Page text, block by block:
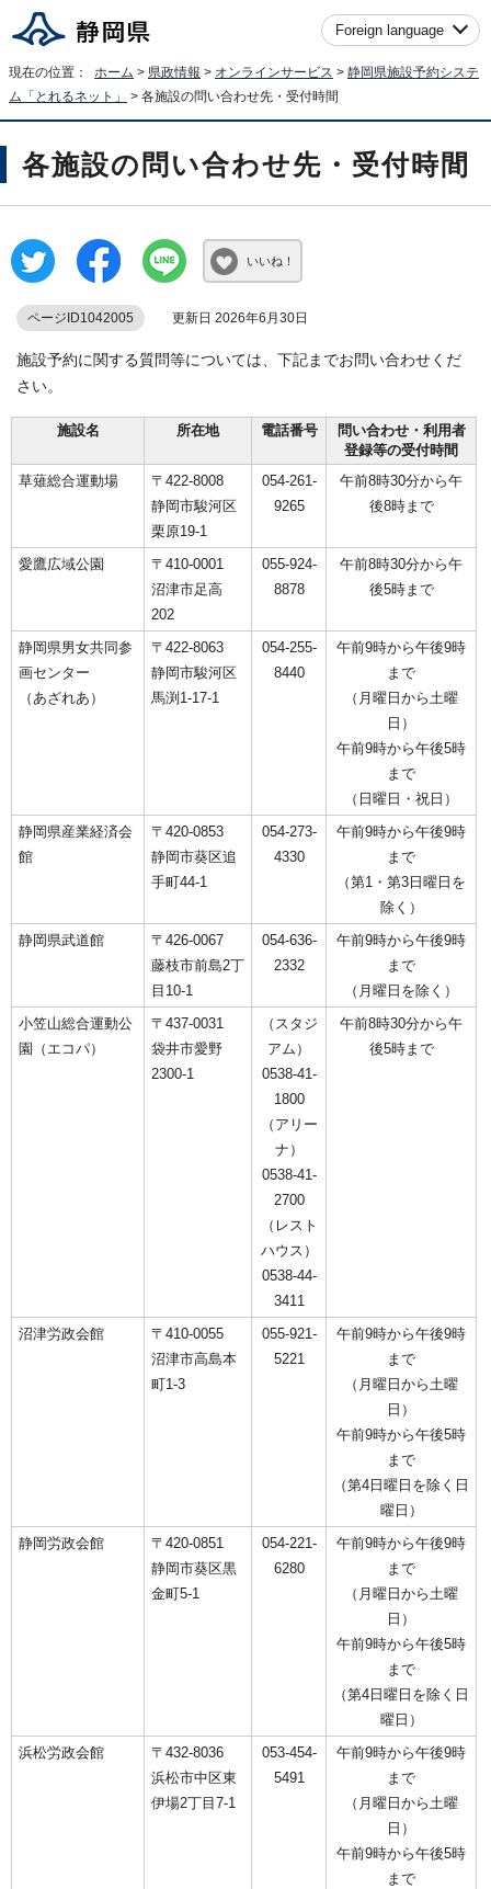
Foreign language
現在の位置： ホーム > 県政情報 > オンラインサービス > 静岡県施設予約システ
ム「とれるネット」
> 各施設の問い合わせ先・受付時間
各施設の問い合わせ先・受付時間
いいね！
ページID1042005 更新日 2026年6月30日
施設予約に関する質問等については、下記までお問い合わせくだ
さい。
施設名 所在地 電話番号
問い合わせ・利用者
登録等の受付時間
草薙総合運動場
〒422-8008
静岡市駿河区
栗原19-1
054-261-
9265
午前8時30分から午
後8時まで
愛鷹広域公園
〒410-0001
沼津市足高
202
055-924-
8878
午前8時30分から午
後5時まで
静岡県男女共同参
画センター
（あざれあ）
〒422-8063
静岡市駿河区
馬渕1-17-1
054-255-
8440
午前9時から午後9時
まで
（月曜日から土曜
日）
午前9時から午後5時
まで
（日曜日・祝日）
静岡県産業経済会
館
〒420-0853
静岡市葵区追
手町44-1
054-273-
4330
午前9時から午後9時
まで
（第1・第3日曜日を
除く）
静岡県武道館
〒426-0067
藤枝市前島2丁
目10-1
054-636-
2332
午前9時から午後9時
まで
（月曜日を除く）
小笠山総合運動公
園（エコパ）
〒437-0031
袋井市愛野
2300-1
（スタジ
アム）
0538-41-
1800
（アリー
ナ）
0538-41-
2700
（レスト
ハウス）
0538-44-
3411
午前8時30分から午
後5時まで
沼津労政会館
〒410-0055
沼津市高島本
町1-3
055-921-
5221
午前9時から午後9時
まで
（月曜日から土曜
日）
午前9時から午後5時
まで
（第4日曜日を除く日
曜日）
静岡労政会館
〒420-0851
静岡市葵区黒
金町5-1
054-221-
6280
午前9時から午後9時
まで
（月曜日から土曜
日）
午前9時から午後5時
まで
（第4日曜日を除く日
曜日）
浜松労政会館
〒432-8036
浜松市中区東
伊場2丁目7-1
053-454-
5491
午前9時から午後9時
まで
（月曜日から土曜
日）
午前9時から午後5時
まで